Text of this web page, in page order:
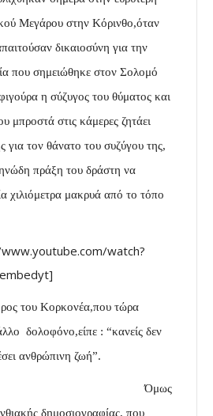
Μεγάρου στην Κόρινθο,όταν
δικαιοσύνη για την
που σημειώθηκε στον Σολομό
η σύζυγος του θύματος και
μπροστά στις κάμερες ζητάει
για τον θάνατο του συζύγου της,
πράξη του δράστη να
χιλιόμετρα μακρυά από το τόπο
watch?
του Κορκονέα,που τώρα
δολοφόνο,είπε : “κανείς δεν
ανθρώπινη ζωή”.
Όμως
δημοσιογραφίας, που